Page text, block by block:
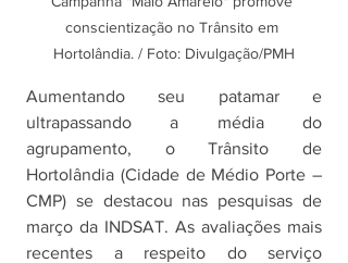
conscientização no Trânsito em
Hortolândia. / Foto: Divulgação/PMH
Aumentando seu patamar e
ultrapassando a média do
agrupamento, o Trânsito de
Hortolândia (Cidade de Médio Porte –
CMP) se destacou nas pesquisas de
março da INDSAT. As avaliações mais
recentes a respeito do serviço